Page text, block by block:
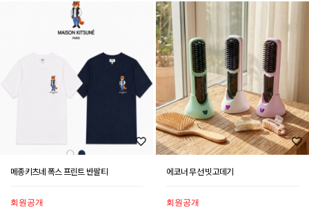
메종키츠네 폭스 프린트 반팔티
회원공개
에코너 무선 빗고데기
회원공개